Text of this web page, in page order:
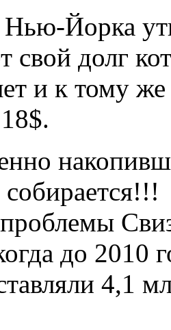
Йорка
свой долг
и к тому
до 2010
4,1